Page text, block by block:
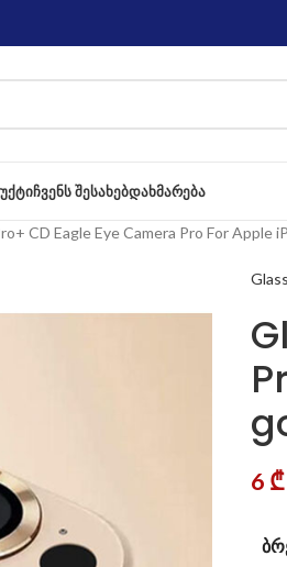
ᲩᲕᲔᲜᲡ ᲨᲔᲡᲐᲮᲔᲑᲓᲐᲮᲛᲐᲠᲔᲑᲐ
CD Eagle Eye Camera Pro For Apple
6 ₾